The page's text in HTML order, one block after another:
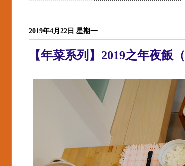
2019年4月22日 星期一
【年菜系列】2019之年夜飯